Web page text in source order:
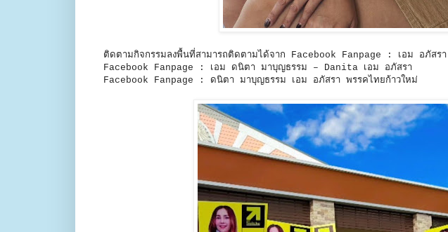
ติดตามกิจกรรมลงพื้นที่สามารถติดตามได้จาก Facebook Fanpage : เอม อภัสรา
Facebook Fanpage : เอม ดนิตา มาบุญธรรม – Danita เอม อภัสรา
Facebook Fanpage : ดนิตา มาบุญธรรม เอม อภัสรา พรรคไทยก้าวใหม่